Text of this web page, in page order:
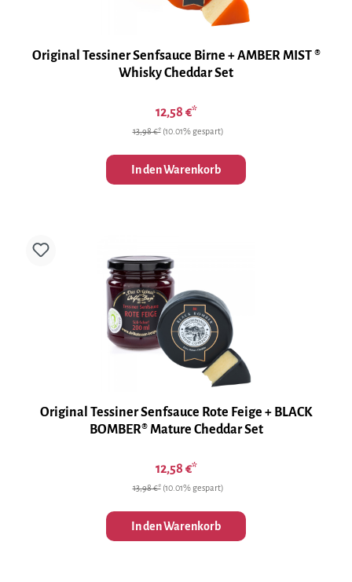
Original Tessiner Senfsauce Birne + AMBER MIST ®
Whisky Cheddar Set
12,58 €*
13,98 €* (10.01% gespart)
In den Warenkorb
Original Tessiner Senfsauce Rote Feige + BLACK
BOMBER® Mature Cheddar Set
12,58 €*
13,98 €* (10.01% gespart)
In den Warenkorb